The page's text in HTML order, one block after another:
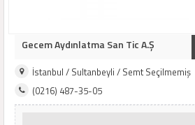
Gecem Aydınlatma San Tic A.Ş
İstanbul / Sultanbeyli / Semt Seçilmemiş
(0216) 487-35-05